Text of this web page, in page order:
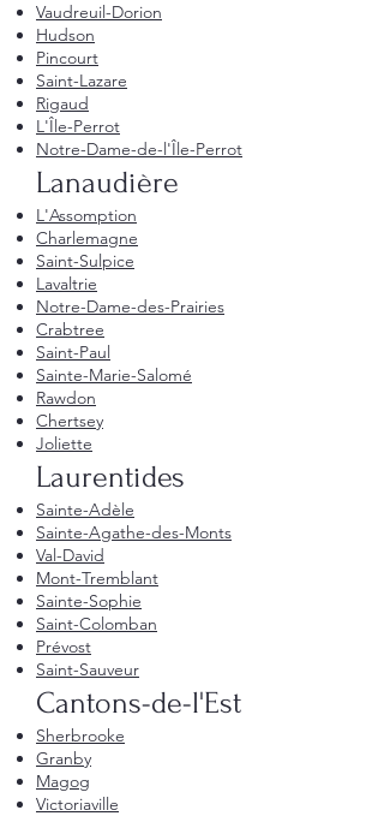
Vaudreuil-Dorion
Hudson
Pincourt
Saint-Lazare
Rigaud
L'Île-Perrot
Notre-Dame-de-l'Île-Perrot
Lanaudière
L'Assomption
Charlemagne
Saint-Sulpice
Lavaltrie
Notre-Dame-des-Prairies
Crabtree
Saint-Paul
Sainte-Marie-Salomé
Rawdon
Chertsey
Joliette
Laurentides
Sainte-Adèle
Sainte-Agathe-des-Monts
Val-David
Mont-Tremblant
Sainte-Sophie
Saint-Colomban
Prévost
Saint-Sauveur
Cantons-de-l'Est
Sherbrooke
Granby
Magog
Victoriaville